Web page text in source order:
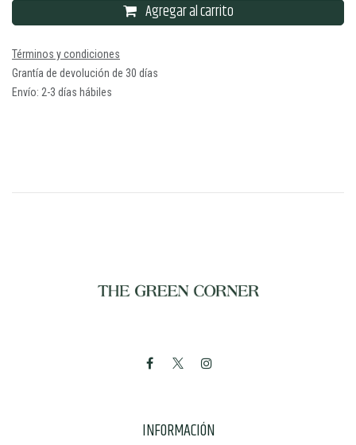
Agregar al carrito
Términos y condiciones
Grantía de devolución de 30 días
Envío: 2-3 días hábiles
INFORMACIÓN